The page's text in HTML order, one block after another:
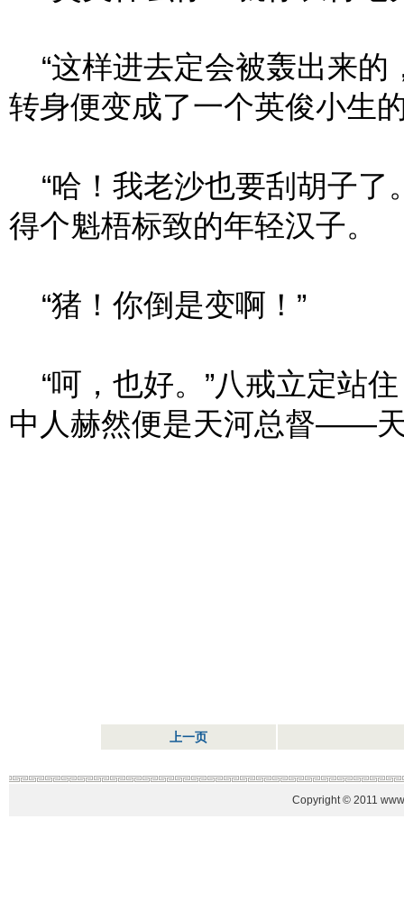
“这样进去定会被轰出来的
转身便变成了一个英俊小生
“哈！我老沙也要刮胡子了
得个魁梧标致的年轻汉子。
“猪！你倒是变啊！”
“呵，也好。”八戒立定站
中人赫然便是天河总督——
上一页
Copyright © 2011